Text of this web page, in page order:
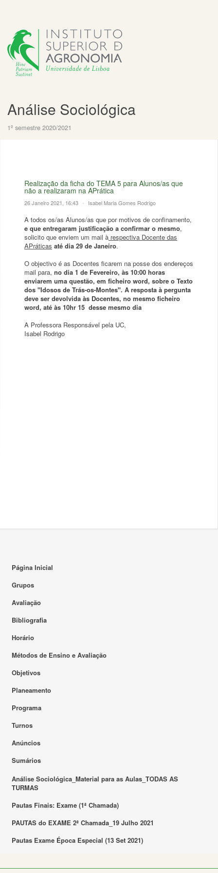
Análise Sociológica
1º semestre 2020/2021
Realização da ficha do TEMA 5 para Alunos/as que
não a realizaram na APrática
26 Janeiro 2021, 16:43 • Isabel Maria Gomes Rodrigo
A todos os/as Alunos/as que por motivos de confinamento,
e que entregaram justificação a confirmar o mesmo,
solicito que enviem um mail à respectiva Docente das
APráticas até dia 29 de Janeiro.
O objectivo é as Docentes ficarem na posse dos endereços
mail para, no dia 1 de Fevereiro, às 10:00 horas
enviarem uma questão, em ficheiro word, sobre o Texto
dos "Idosos de Trás-os-Montes". A resposta à pergunta
deve ser devolvida às Docentes, no mesmo ficheiro
word, até às 10hr 15 desse mesmo dia
A Professora Responsável pela UC,
Isabel Rodrigo
Página Inicial
Grupos
Avaliação
Bibliografia
Horário
Métodos de Ensino e Avaliação
Objetivos
Planeamento
Programa
Turnos
Anúncios
Sumários
Análise Sociológica_Material para as Aulas_TODAS AS
TURMAS
Pautas Finais: Exame (1ª Chamada)
PAUTAS do EXAME 2ª Chamada_19 Julho 2021
Pautas Exame Época Especial (13 Set 2021)